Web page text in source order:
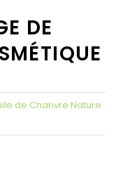
DE
de Chanvre Nature